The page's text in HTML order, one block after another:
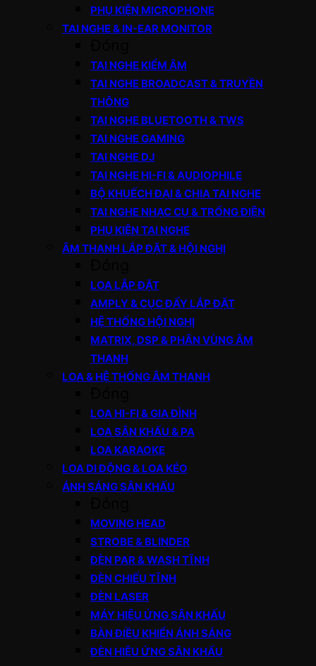
PHỤ KIỆN MICROPHONE
TAI NGHE & IN-EAR MONITOR
TAI NGHE KIỂM ÂM
TAI NGHE BROADCAST & TRUYỀN
THÔNG
TAI NGHE BLUETOOTH & TWS
TAI NGHE GAMING
TAI NGHE DJ
TAI NGHE HI-FI & AUDIOPHILE
BỘ KHUẾCH ĐẠI & CHIA TAI NGHE
TAI NGHE NHẠC CỤ & TRỐNG ĐIỆN
PHỤ KIỆN TAI NGHE
ÂM THANH LẮP ĐẶT & HỘI NGHỊ
LOA LẮP ĐẶT
AMPLY & CỤC ĐẨY LẮP ĐẶT
HỆ THỐNG HỘI NGHỊ
MATRIX, DSP & PHÂN VÙNG ÂM
THANH
LOA & HỆ THỐNG ÂM THANH
LOA HI-FI & GIA ĐÌNH
LOA SÂN KHẤU & PA
LOA KARAOKE
LOA DI ĐỘNG & LOA KÉO
ÁNH SÁNG SÂN KHẤU
MOVING HEAD
STROBE & BLINDER
ĐÈN PAR & WASH TĨNH
ĐÈN CHIẾU TĨNH
ĐÈN LASER
MÁY HIỆU ỨNG SÂN KHẤU
BÀN ĐIỀU KHIỂN ÁNH SÁNG
ĐÈN HIỆU ỨNG SÂN KHẤU